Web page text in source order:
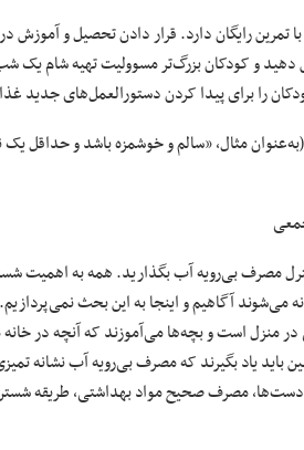
ویکس[۱۱] معلم ورزش [۱۲]یک کانال یوتوب [۱۳] با تمرین رایگان دارد.
و کودکان بزرگ‌تر مسوولیت تهیه شام یک شب
را برای پیدا کردن دستورالعمل‌های جدید
(به‌عنوان مثال، «سالم و خوشمزه باشد و حداقل
مصرف بی‌رویه آب بگذارید. همه به اهمیت
می‌شوند آگاهیم و اینجا به این بحث
منزل است و بچه‌ها می‌آموزند که آنچه در
باید یاد بگیرند که مصرف بی‌رویه آب نشانه
مصرف صحیح مواد بهداشتی، طریقه